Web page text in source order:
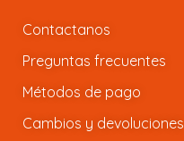
Contactanos
Preguntas frecuentes
Métodos de pago
Cambios y devoluciones